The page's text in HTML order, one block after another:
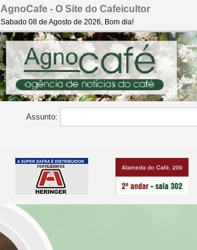
AgnoCafe - O Site do Cafeicultor
Sabado 08 de Agosto de 2026, Bom dia!
Assunto: